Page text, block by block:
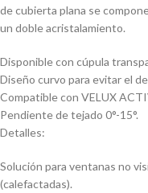
de cubierta plana se
un doble acristalamiento.
Disponible con cúpula
Diseño curvo para evitar el
Compatible con VELUX
Pendiente de tejado 0°-15°.
Detalles:
Solución para ventanas no
(calefactadas).